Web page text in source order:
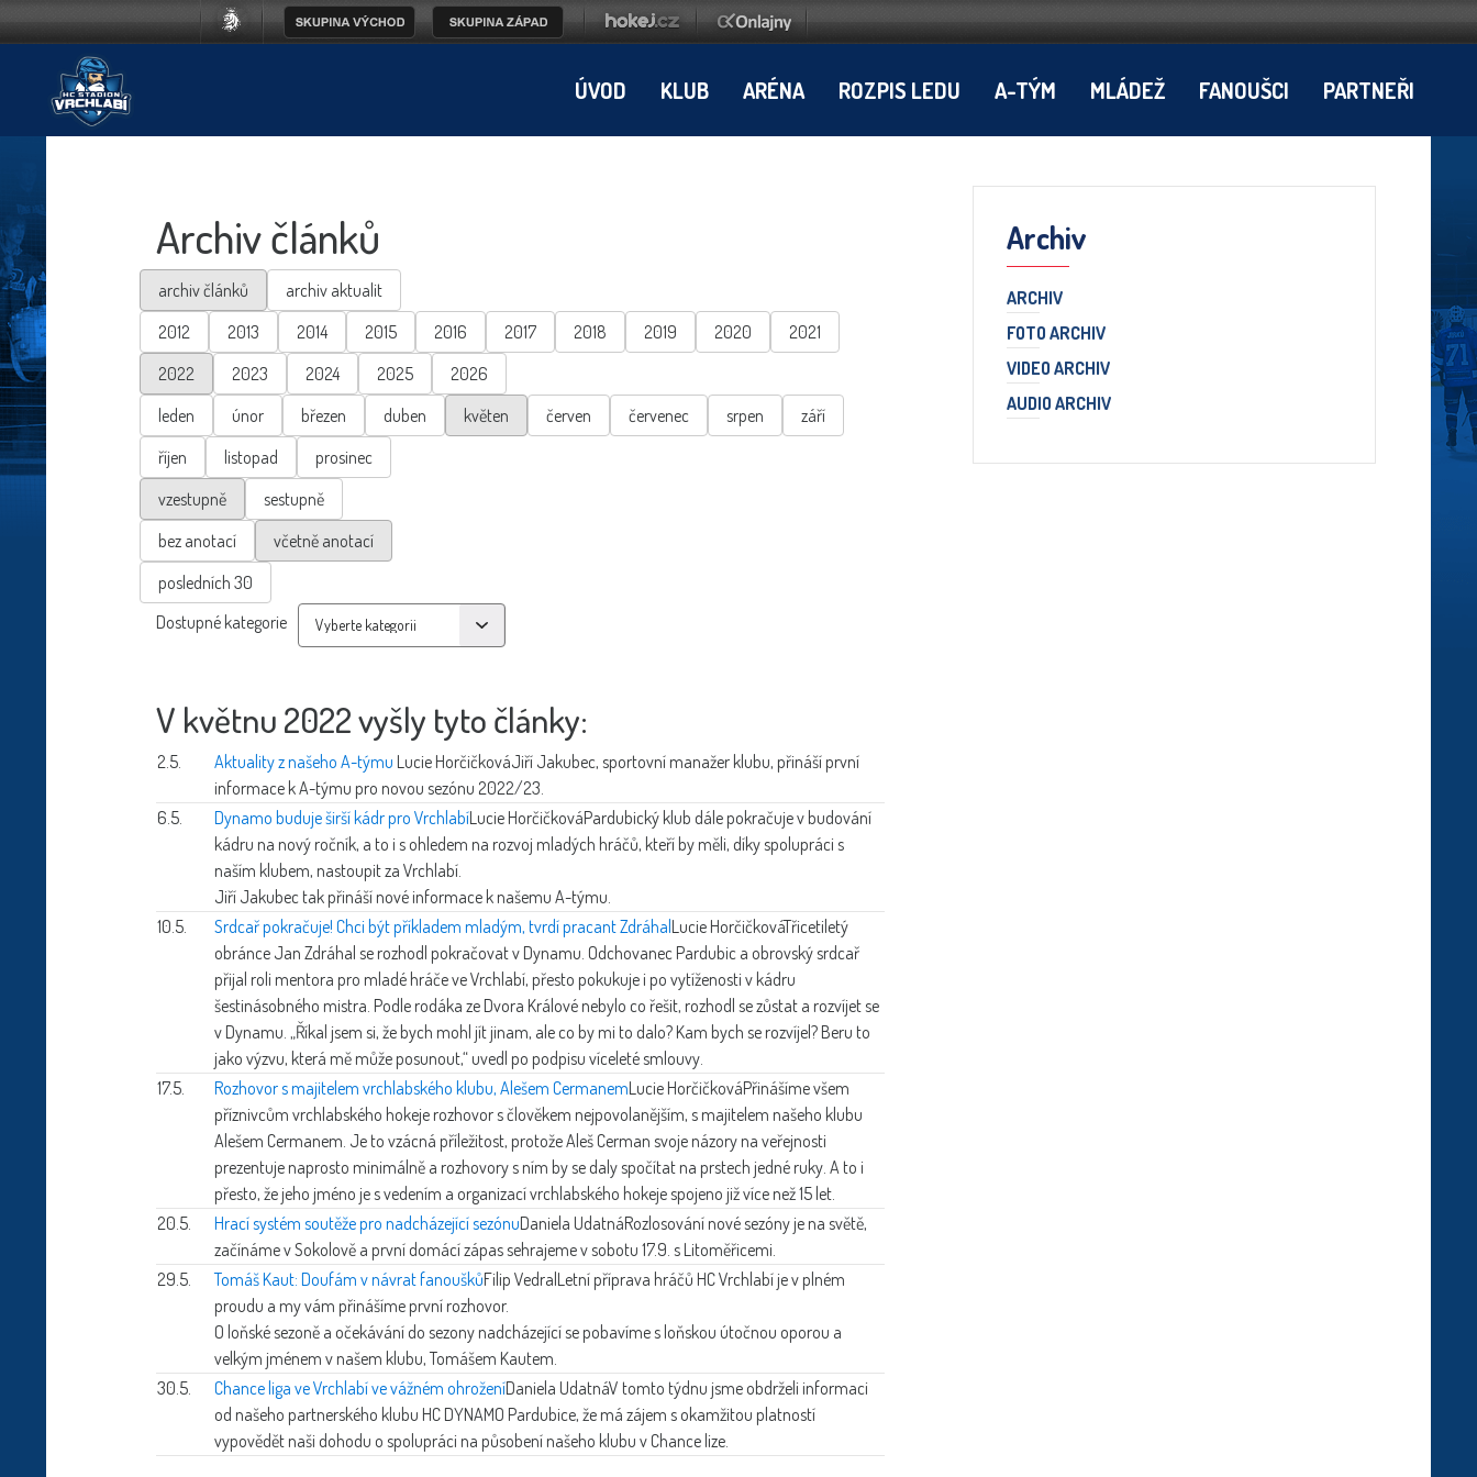
ÚVOD KLUB ARÉNA ROZPIS LEDU A-TÝM MLÁDEŽ FANOUŠCI PARTNEŘI
Archiv článků
archiv článků
archiv aktualit
2012
2013 2014 2015 2016 2017 2018 2019 2020
2021
2022
2023 2024 2025
2026
leden
únor březen duben květen červen červenec srpen
září
říjen
listopad
prosinec
vzestupně
sestupně
bez anotací
včetně anotací
posledních 30
Dostupné kategorie
V květnu 2022 vyšly tyto články:
2.5. Aktuality z našeho A-týmu Lucie HorčičkováJiří Jakubec, sportovní manažer klubu, přináší první
informace k A-týmu pro novou sezónu 2022/23.
6.5.
Dynamo buduje širší kádr pro VrchlabíLucie HorčičkováPardubický klub dále pokračuje v budování
kádru na nový ročník, a to i s ohledem na rozvoj mladých hráčů, kteří by měli, díky spolupráci s
naším klubem, nastoupit za Vrchlabí.
Jiří Jakubec tak přináší nové informace k našemu A-týmu.
10.5.
Srdcař pokračuje! Chci být příkladem mladým, tvrdí pracant ZdráhalLucie HorčičkováTřicetiletý
obránce Jan Zdráhal se rozhodl pokračovat v Dynamu. Odchovanec Pardubic a obrovský srdcař
přijal roli mentora pro mladé hráče ve Vrchlabí, přesto pokukuje i po vytíženosti v kádru
šestinásobného mistra. Podle rodáka ze Dvora Králové nebylo co řešit, rozhodl se zůstat a rozvíjet se
v Dynamu. „Říkal jsem si, že bych mohl jít jinam, ale co by mi to dalo? Kam bych se rozvíjel? Beru to
jako výzvu, která mě může posunout,“ uvedl po podpisu víceleté smlouvy.
17.5.
Rozhovor s majitelem vrchlabského klubu, Alešem CermanemLucie HorčičkováPřinášíme všem
příznivcům vrchlabského hokeje rozhovor s člověkem nejpovolanějším, s majitelem našeho klubu
Alešem Cermanem. Je to vzácná příležitost, protože Aleš Cerman svoje názory na veřejnosti
prezentuje naprosto minimálně a rozhovory s ním by se daly spočítat na prstech jedné ruky. A to i
přesto, že jeho jméno je s vedením a organizací vrchlabského hokeje spojeno již více než 15 let.
20.5.
Hrací systém soutěže pro nadcházející sezónuDaniela UdatnáRozlosování nové sezóny je na světě,
začínáme v Sokolově a první domácí zápas sehrajeme v sobotu 17.9. s Litoměřicemi.
29.5.
Tomáš Kaut: Doufám v návrat fanouškůFilip VedralLetní příprava hráčů HC Vrchlabí je v plném
proudu a my vám přinášíme první rozhovor.
O loňské sezoně a očekávání do sezony nadcházející se pobavíme s loňskou útočnou oporou a
velkým jménem v našem klubu, Tomášem Kautem.
30.5.
Chance liga ve Vrchlabí ve vážném ohroženíDaniela UdatnáV tomto týdnu jsme obdrželi informaci
od našeho partnerského klubu HC DYNAMO Pardubice, že má zájem s okamžitou platností
vypovědět naši dohodu o spolupráci na působení našeho klubu v Chance lize.
Archiv
ARCHIV
FOTO ARCHIV
VIDEO ARCHIV
AUDIO ARCHIV